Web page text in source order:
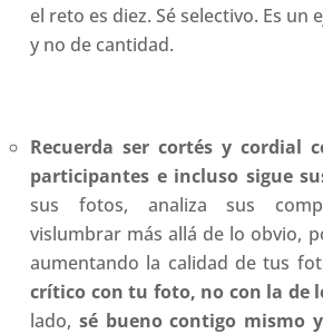
el reto es diez. Sé selectivo. Es un
y no de cantidad.
Recuerda ser cortés y cordial
participantes e incluso sigue
sus fotos, analiza sus
vislumbrar más allá de lo obvio,
aumentando la calidad de tus
crítico con tu foto, no con la de
lado, sé bueno contigo mismo